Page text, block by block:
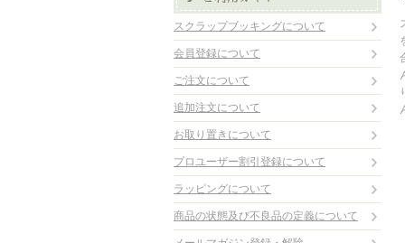
スクラップブッキングについて
会員登録について
ご注文について
追加注文について
お取り置きについて
プロユーザー割引登録について
ラッピングについて
商品の状態及び不良品の定義について